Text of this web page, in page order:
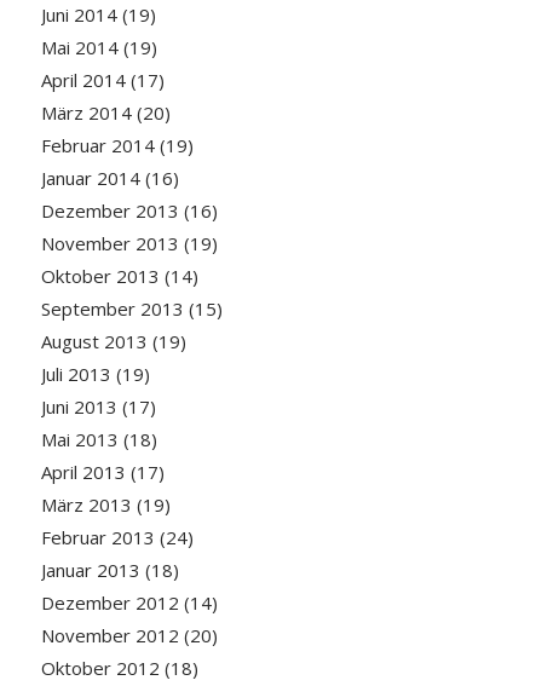
Juni 2014(19)
Mai 2014(19)
April 2014(17)
März 2014(20)
Februar 2014(19)
Januar 2014(16)
Dezember 2013 (16)
November 2013 (19)
Oktober 2013 (14)
September 2013 (15)
August 2013 (19)
Juli 2013 (19)
Juni 2013 (17)
Mai 2013 (18)
April 2013 (17)
März 2013 (19)
Februar 2013 (24)
Januar 2013 (18)
Dezember 2012 (14)
November 2012 (20)
Oktober 2012 (18)